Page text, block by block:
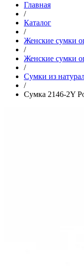
Главная
/
Каталог
/
Женские сумки
/
Женские сумки
/
Cумки из
/
Сумка 2146-2Y